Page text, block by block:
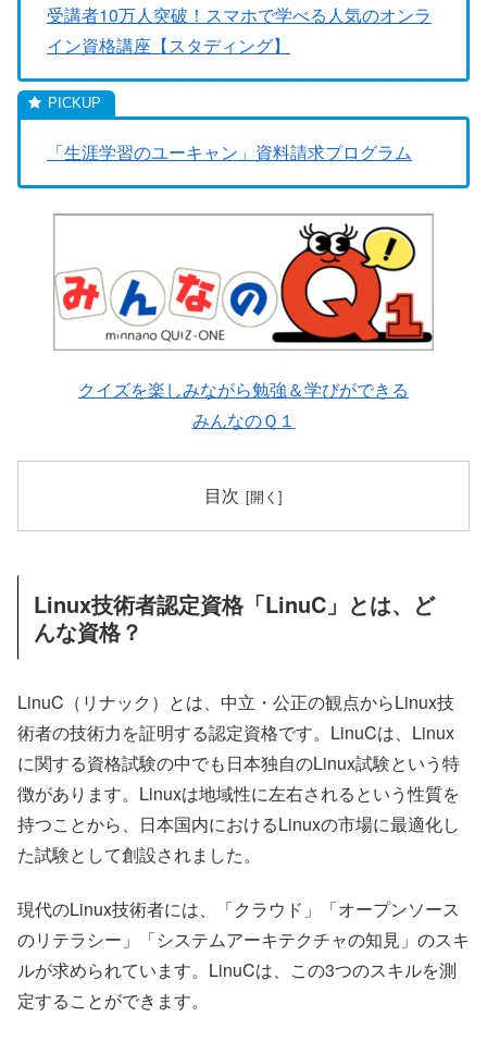
受講者10万人突破！スマホで学べる人気のオンラ
イン資格講座【スタディング】
「生涯学習のユーキャン」資料請求プログラム
クイズを楽しみながら勉強＆学びができる
みんなのＱ１
目次
Linux技術者認定資格「LinuC」とは、ど
んな資格？
LinuC（リナック）とは、中立・公正の観点からLinux技
術者の技術力を証明する認定資格です。LinuCは、Linux
に関する資格試験の中でも日本独自のLinux試験という特
徴があります。Linuxは地域性に左右されるという性質を
持つことから、日本国内におけるLinuxの市場に最適化し
た試験として創設されました。
現代のLinux技術者には、「クラウド」「オープンソース
のリテラシー」「システムアーキテクチャの知見」のスキ
ルが求められています。LinuCは、この3つのスキルを測
定することができます。